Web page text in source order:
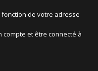
fonction de votre adresse
et être connecté à